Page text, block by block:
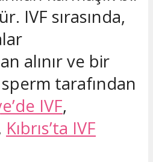
IVF sırasında,
alınır ve bir
tarafından
IVF,
Kıbrıs’ta IVF